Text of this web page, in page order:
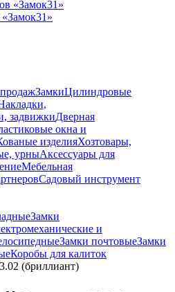
ЗамкиЦилиндровые
задвижкиДверная
окна и
изделияХозтовары,
урныАксессуары для
Мебельная
Садовый инструмент
Замки
и
Замки почтовыеЗамки
Коробы для калиток
(бриллиант)